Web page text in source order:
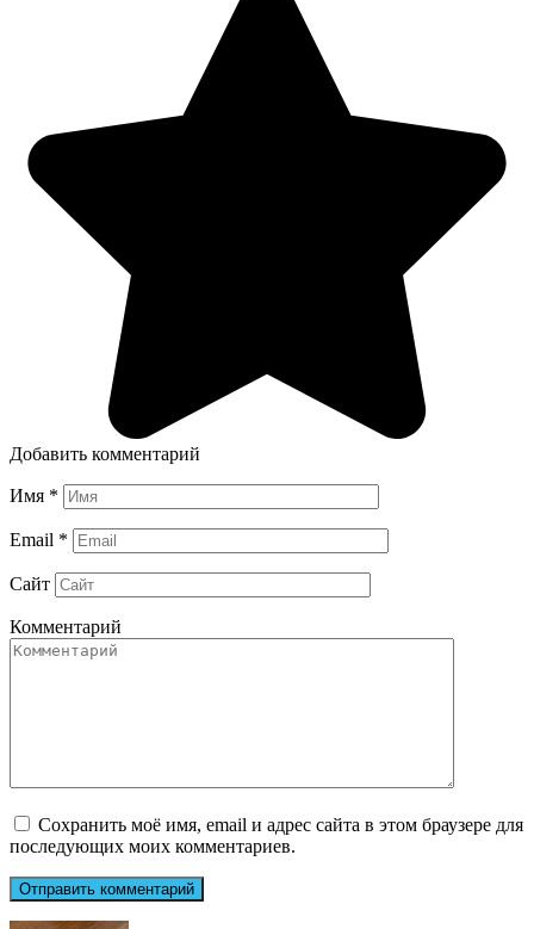
Добавить комментарий
Имя *
Email *
Сайт
Комментарий
Сохранить моё имя, email и адрес сайта в этом браузере для
последующих моих комментариев.